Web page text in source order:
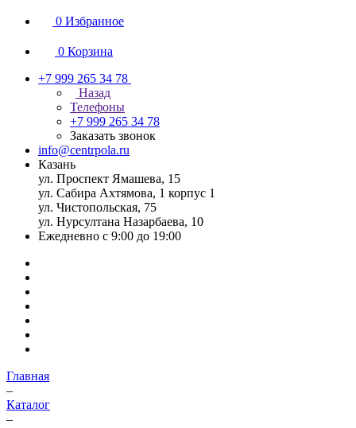
0 Избранное
0 Корзина
+7 999 265 34 78
Назад
Телефоны
+7 999 265 34 78
Заказать звонок
info@centrpola.ru
Казань
ул. Проспект Ямашева, 15
ул. Сабира Ахтямова, 1 корпус 1
ул. Чистопольская, 75
ул. Нурсултана Назарбаева, 10
Ежедневно с 9:00 до 19:00
Главная
–
Каталог
–